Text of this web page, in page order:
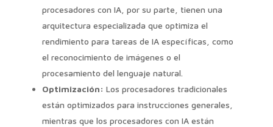
procesadores con IA, por su parte, tienen una
arquitectura especializada que optimiza el
rendimiento para tareas de IA específicas, como
el reconocimiento de imágenes o el
procesamiento del lenguaje natural.
Optimización: Los procesadores tradicionales
están optimizados para instrucciones generales,
mientras que los procesadores con IA están